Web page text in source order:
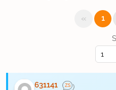
« 1
631141